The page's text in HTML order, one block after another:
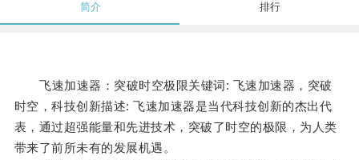
简介 排行
飞速加速器：突破时空极限关键词: 飞速加速器，突破
时空，科技创新描述: 飞速加速器是当代科技创新的杰出代
表，通过超强能量和先进技术，突破了时空的极限，为人类
带来了前所未有的发展机遇。